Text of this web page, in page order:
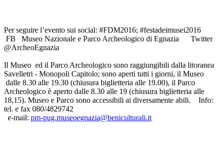
Per seguire l’evento sui social: #FDM2016; #festadeimusei2016
FB Museo Nazionale e Parco Archeologico di Egnazia Twitter
@ArcheoEgnazia
Il Museo ed il Parco Archeologico sono raggiungibili dalla litoranea
Savelletri - Monopoli Capitolo; sono aperti tutti i giorni, il Museo
dalle 8.30 alle 19.30 (chiusura biglietteria alle 19.00), il Parco
Archeologico è aperto dalle 8.30 alle 19 (chiusura biglietteria alle
18,15). Museo e Parco sono accessibili ai diversamente abili. Info:
tel. e fax 080/4829742
e-mail: pm-pug.museoegnazia@beniculturali.it